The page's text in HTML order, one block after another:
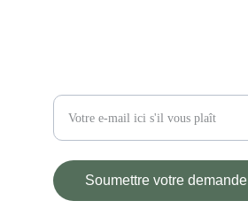
Soumettre votre demande